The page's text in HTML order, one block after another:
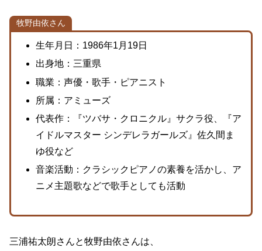
牧野由依さん
生年月日：1986年1月19日
出身地：三重県
職業：声優・歌手・ピアニスト
所属：アミューズ
代表作：『ツバサ・クロニクル』サクラ役、『ア
イドルマスター シンデレラガールズ』佐久間ま
ゆ役など
音楽活動：クラシックピアノの素養を活かし、ア
ニメ主題歌などで歌手としても活動
三浦祐太朗さんと牧野由依さんは、